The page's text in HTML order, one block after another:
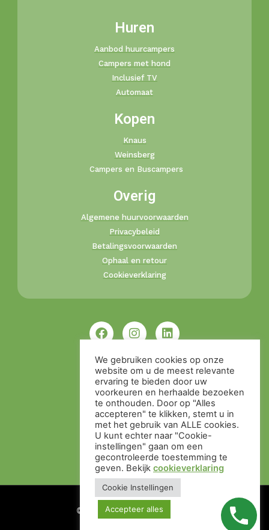
Huren
Aanbod huurcampers
Campers met hond
Inclusief TV
Automaat
Kopen
Knaus
Weinsberg
Campers en Buscampers
Overig
Algemene huurvoorwaarden
Privacybeleid
Betalingsvoorwaarden
Ophaal en retour
Cookieverklaring
© Alle rechten voorbehouden
We gebruiken cookies op onze
website om u de meest relevante
ervaring te bieden door uw
voorkeuren en herhaalde bezoeken
te onthouden. Door op "Alles
accepteren" te klikken, stemt u in
met het gebruik van ALLE cookies.
U kunt echter naar "Cookie-
instellingen" gaan om een ​​
gecontroleerde toestemming te
geven. Bekijk cookieverklaring
Cookie Instellingen
Accepteer alles